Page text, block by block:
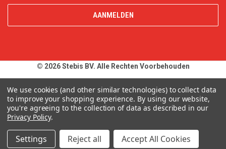
© 2026 Stebis BV. Alle Rechten Voorbehouden
Alle prijzen en specificaties zijn onder voorbehoud, exclusief BTW,
zolang de voorraad strekt. Afbeeldingen van producten kunnen
afwijken van de werkelijkheid. Op al onze aanbiedingen en
leveringen zijn onze
toepassing. Wij wijzen u uitdrukkelijk op onzePrivacy Policy
Typefouten alsmede prijswijzigingen uitdrukkelijk voorbehouden.
We use cookies (and other similar technologies) to collect data
to improve your shopping experience. By using our website,
you're agreeing to the collection of data as described in our
Privacy Policy.
Settings Reject all Accept All Cookies